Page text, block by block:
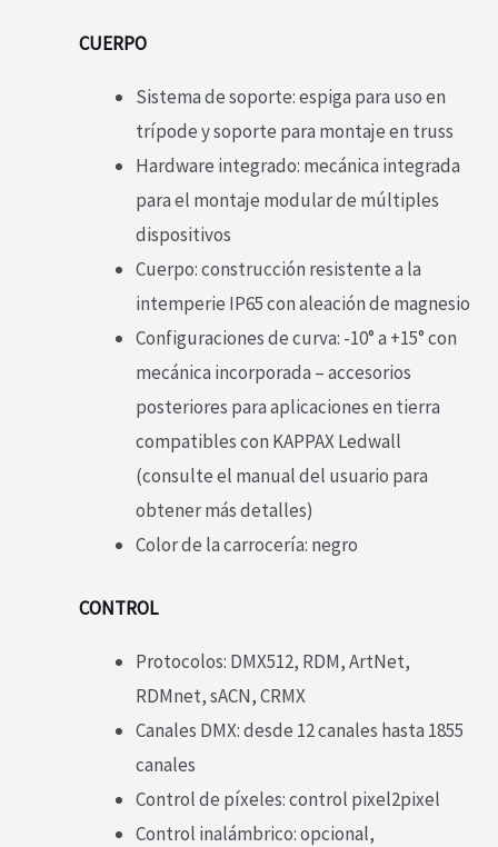
CUERPO
Sistema de soporte: espiga para uso en
trípode y soporte para montaje en truss
Hardware integrado: mecánica integrada
para el montaje modular de múltiples
dispositivos
Cuerpo: construcción resistente a la
intemperie IP65 con aleación de magnesio
Configuraciones de curva: -10° a +15° con
mecánica incorporada – accesorios
posteriores para aplicaciones en tierra
compatibles con KAPPAX Ledwall
(consulte el manual del usuario para
obtener más detalles)
Color de la carrocería: negro
CONTROL
Protocolos: DMX512, RDM, ArtNet,
RDMnet, sACN, CRMX
Canales DMX: desde 12 canales hasta 1855
canales
Control de píxeles: control pixel2pixel
Control inalámbrico: opcional,